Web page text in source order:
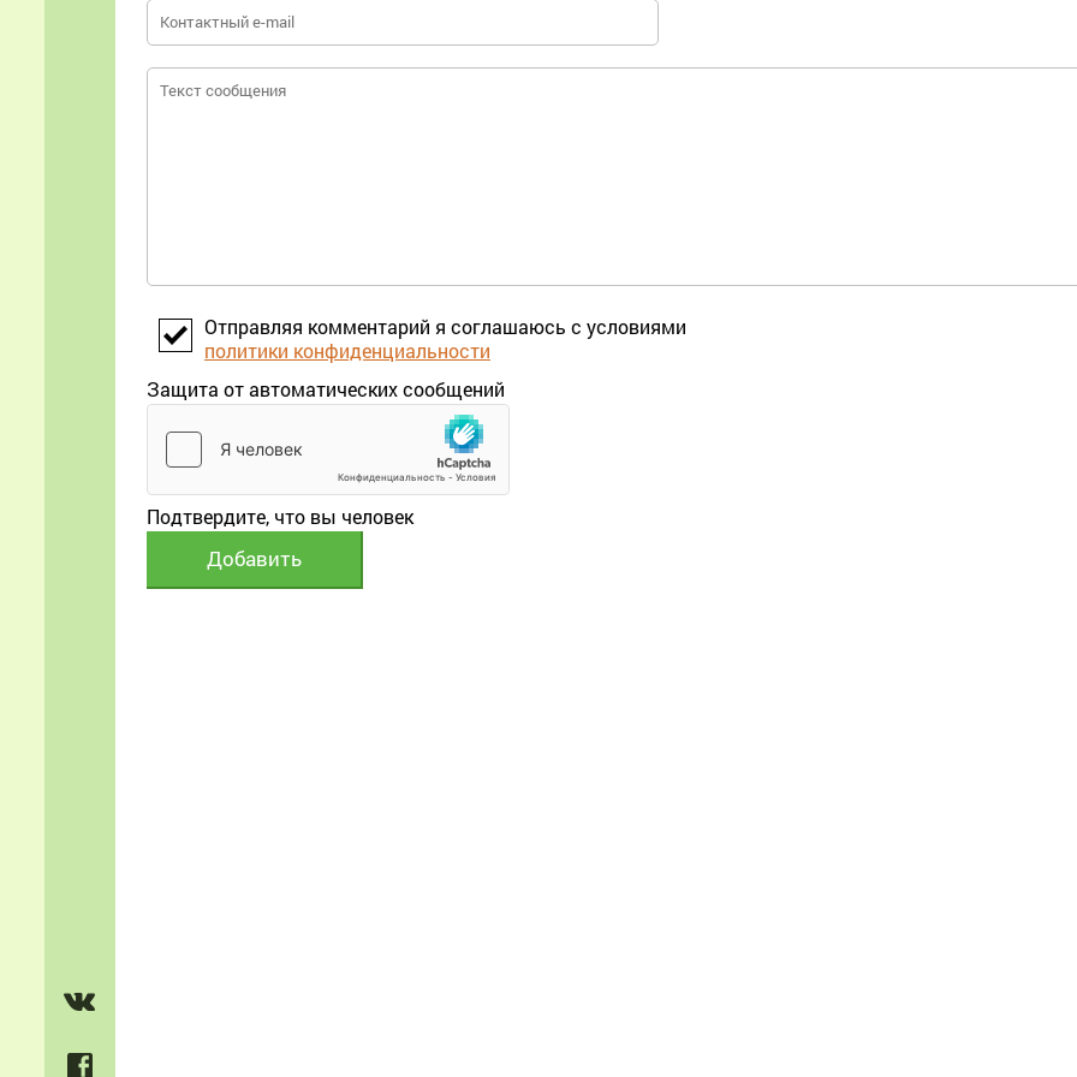
Отправляя комментарий я соглашаюсь с условиями
политики конфиденциальности
Защита от автоматических сообщений
Подтвердите, что вы человек